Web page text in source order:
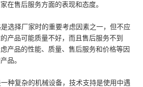
在售后服务方面的表现和态度。
选择厂家时的重要考虑因素之一，但不应
产品可能质量不好，而且售后服务不到
产品的性能、质量、售后服务和价格等因
品。
种复杂的机械设备，技术支持是使用中遇